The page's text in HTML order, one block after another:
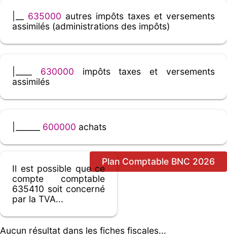
635000 autres impôts taxes et versements
assimilés (administrations des impôts)
630000 impôts taxes et versements
assimilés
600000 achats
Plan Comptable BNC 2026
Il est possible que ce
compte comptable
635410 soit concerné
par la TVA...
Aucun résultat dans les fiches fiscales...